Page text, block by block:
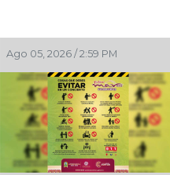
Ago 05, 2026 / 2:59 PM